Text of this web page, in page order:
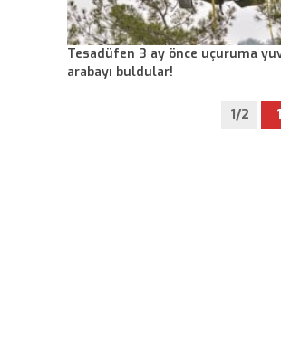
Tesadüfen 3 ay önce uçuruma
arabayı buldular!
1/2 1